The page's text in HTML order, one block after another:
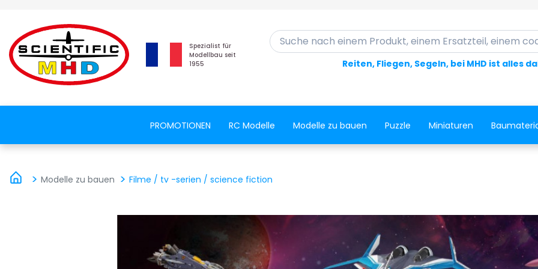
Spezialist für
Modellbau seit
1955
Suche nach einem Produkt, einem Ersatzteil, einem
Reiten, Fliegen, Segeln, bei MHD ist alles
PROMOTIONEN RC Modelle Modelle zu bauen Puzzle Miniaturen
Modelle zu bauen Filme / tv -serien / science fiction